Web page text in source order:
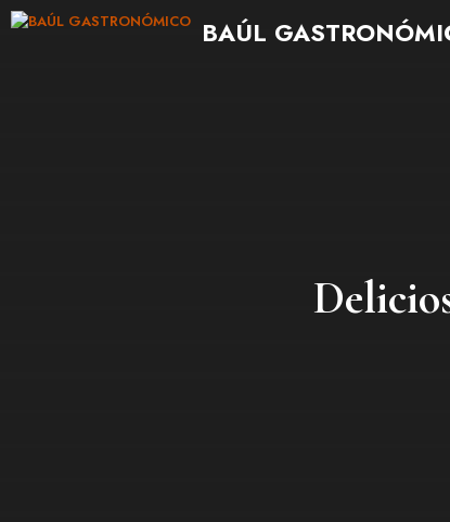
Saltar
BAÚL